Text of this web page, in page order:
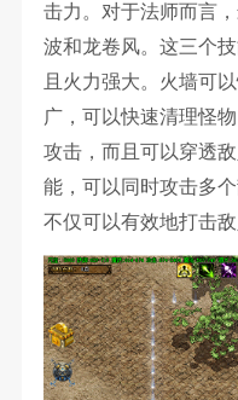
击力。对于法师而言
波和龙卷风。这三个
且火力强大。火墙可
广，可以快速清理怪
攻击，而且可以穿透
能，可以同时攻击多
不仅可以有效地打击